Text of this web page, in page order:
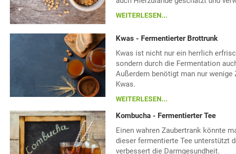
WEITERLESEN...
Kwas - Fermentierter Brottrunk
Kwas ist nicht nur ein herrlich
sondern durch die Fermentation
Außerdem benötigt man nur wenige
Kwas.
WEITERLESEN...
Kombucha - Fermentierter Tee
Einen wahren Zaubertrank könnte
dieser fermentierte Tee unterstützt
verbessert die Darmgesundheit.